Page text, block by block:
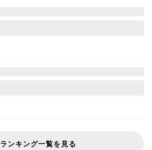
ランキング一覧を見る